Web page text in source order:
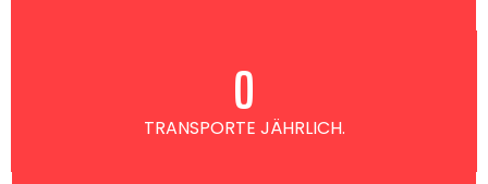
TRANSPORTE JÄHRLICH.
0